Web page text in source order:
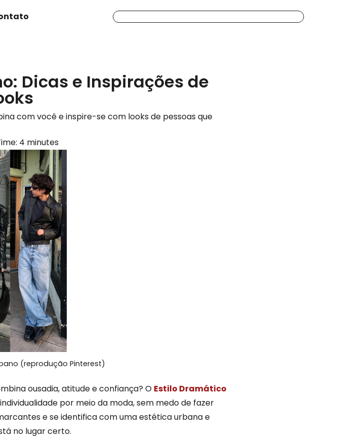
Dicas e Inspirações de
com você e inspire-se com looks de pessoas que
4 minutes
(reprodução Pinterest)
ousadia, atitude e confiança? O Estilo Dramático
por meio da moda, sem medo de fazer
e se identifica com uma estética urbana e
no lugar certo.